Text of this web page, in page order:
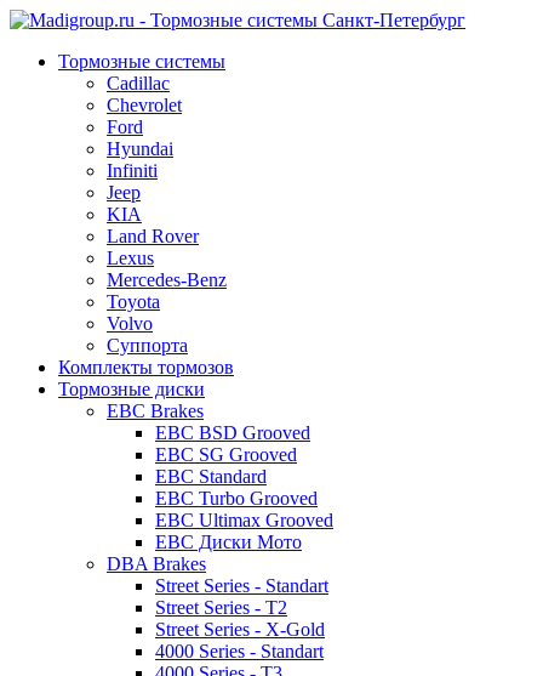
Тормозные системы
Cadillac
Chevrolet
Ford
Hyundai
Infiniti
Jeep
KIA
Land Rover
Lexus
Mercedes-Benz
Toyota
Volvo
Суппорта
Комплекты тормозов
Тормозные диски
EBC Brakes
EBC BSD Grooved
EBC SG Grooved
EBC Standard
EBC Turbo Grooved
EBC Ultimax Grooved
EBC Диски Мото
DBA Brakes
Street Series - Standart
Street Series - T2
Street Series - X-Gold
4000 Series - Standart